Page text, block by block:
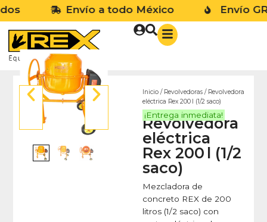
Envío a todo México Envío
Inicio/ Revolvedoras/ Revolvedora
eléctrica Rex 200 l (1/2 saco)
¡Entrega inmediata!
Revolvedora
eléctrica
Rex 200 l (1/2
saco)
Mezcladora de
concreto REX de 200
litros (1/2 saco) con